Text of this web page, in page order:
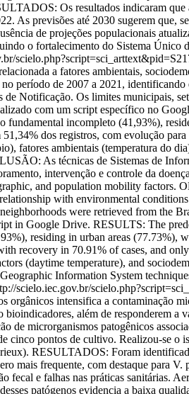
Os resultados indicaram
As previsões até 2030 sugerem que,
de projeções populacionais
o fortalecimento do Sistema
a fatores ambientais,
período de 2007 a 2021,
Notificação. Os limites municipais,
com um script específico no
incompleto (41,93%),
dos registros, com evolução
fatores ambientais (temperatura do
As técnicas de Sistemas de
intervenção e controle da
and population mobility factors.
with environmental
were retrieved from the
in Google Drive. RESULTS: The
residing in urban areas (77.73%),
recovery in 70.91% of cases, and
(daytime temperature), and
Information System
scielo.iec.gov.br/
intensifica a contaminação
além de responderem
de microrganismos patogênicos
pontos de cultivo. Realizou-se o
RESULTADOS: Foram
mais frequente, com destaque para
e falhas nas práticas sanitárias.
patógenos evidencia a baixa